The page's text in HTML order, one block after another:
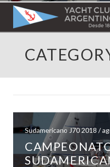
ESCUELA
YACHT
CLUB
Sudamericano J70 2018 /